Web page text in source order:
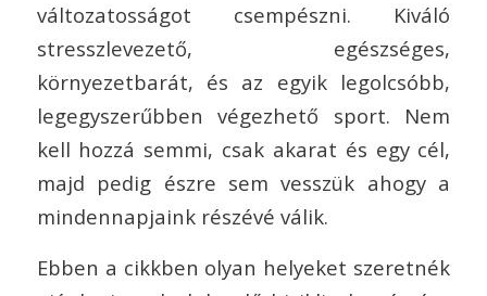
változatosságot csempészni. Kiváló
stresszlevezető, egészséges,
környezetbarát, és az egyik legolcsóbb,
legegyszerűbben végezhető sport. Nem
kell hozzá semmi, csak akarat és egy cél,
majd pedig észre sem vesszük ahogy a
mindennapjaink részévé válik.
Ebben a cikkben olyan helyeket szeretnék